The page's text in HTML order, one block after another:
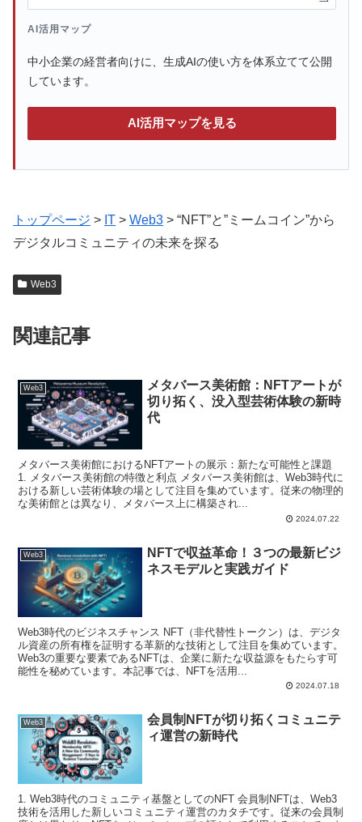
AI活用マップ
中小企業の経営者向けに、生成AIの使い方を体系立てて公開
しています。
AI活用マップを見る
トップページ > IT > Web3 > “NFT”と”ミームコイン”から
デジタルコミュニティの未来を探る
Web3
関連記事
Web3
メタバース美術館：NFTアートが
切り拓く、没入型芸術体験の新時
代
メタバース美術館におけるNFTアートの展示：新たな可能性と課題
1. メタバース美術館の特徴と利点 メタバース美術館は、Web3時代に
おける新しい芸術体験の場として注目を集めています。従来の物理的
な美術館とは異なり、メタバース上に構築され...
2024.07.22
Web3
NFTで収益革命！３つの最新ビジ
ネスモデルと実践ガイド
Web3時代のビジネスチャンス NFT（非代替性トークン）は、デジタ
ル資産の所有権を証明する革新的な技術として注目を集めています。
Web3の重要な要素であるNFTは、企業に新たな収益源をもたらす可
能性を秘めています。本記事では、NFTを活用...
2024.07.18
Web3
会員制NFTが切り拓くコミュニテ
ィ運営の新時代
1. Web3時代のコミュニティ基盤としてのNFT 会員制NFTは、Web3
技術を活用した新しいコミュニティ運営のカタチです。従来の会員制